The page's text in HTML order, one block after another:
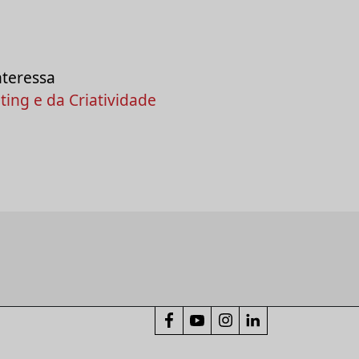
e da Criatividade